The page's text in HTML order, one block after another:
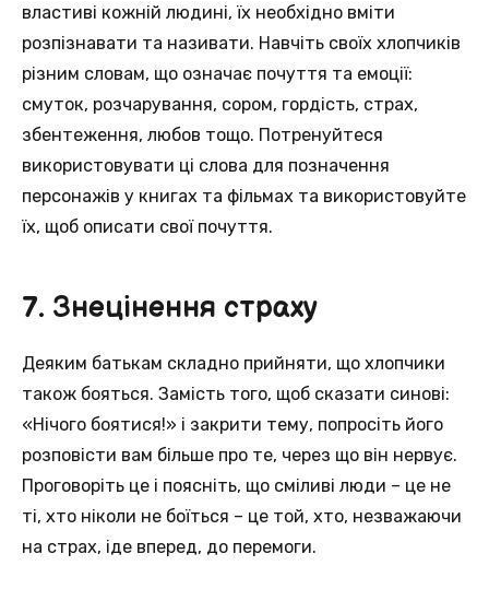
властиві кожній людині, їх необхідно вміти
розпізнавати та називати. Навчіть своїх хлопчиків
різним словам, що означає почуття та емоції:
смуток, розчарування, сором, гордість, страх,
збентеження, любов тощо. Потренуйтеся
використовувати ці слова для позначення
персонажів у книгах та фільмах та використовуйте
їх, щоб описати свої почуття.
7. Знецінення страху
Деяким батькам складно прийняти, що хлопчики
також бояться. Замість того, щоб сказати синові:
«Нічого боятися!» і закрити тему, попросіть його
розповісти вам більше про те, через що він нервує.
Проговоріть це і поясніть, що сміливі люди – це не
ті, хто ніколи не боїться – це той, хто, незважаючи
на страх, іде вперед, до перемоги.